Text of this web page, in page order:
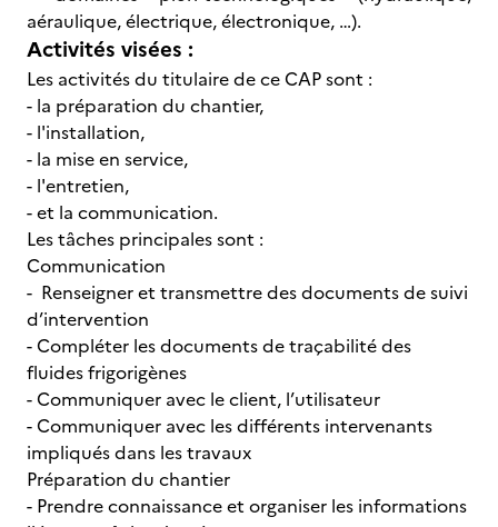
aéraulique, électrique, électronique, …).
Activités visées :
Les activités du titulaire de ce CAP sont :
- la préparation du chantier,
- l'installation,
- la mise en service,
- l'entretien,
- et la communication.
Les tâches principales sont :
Communication
- Renseigner et transmettre des documents de suivi
d’intervention
- Compléter les documents de traçabilité des
fluides frigorigènes
- Communiquer avec le client, l’utilisateur
- Communiquer avec les différents intervenants
impliqués dans les travaux
Préparation du chantier
- Prendre connaissance et organiser les informations